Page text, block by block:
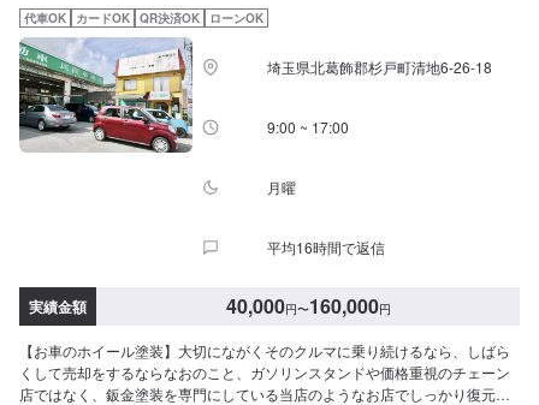
代車をご利用ください。※代車の燃料代はお客様にご負担いただいておりま
す。-----ご来店時の注意、受付方法-----入庫の際はお気をつけてお越しくださ
い。駐車スペースは事務所前の空いているスペースに駐車してください。受
付はスタッフへ「メンテモで予約しました」とお伝えください。ご案内いた
します。【定休日・営業時間】定休日：日曜、祝日営業時間：8:00~18:00
代車OK カードOK QR決済OK ローンOK
埼玉県北葛飾郡杉戸町清地6-26-18
9:00 ~ 17:00
月曜
平均16時間で返信
実績金額 40,000円〜160,000円
【お車のホイール塗装】大切にながくそのクルマに乗り続けるなら、しばら
くして売却をするならなおのこと、ガソリンスタンドや価格重視のチェーン
店ではなく、鈑金塗装を専門にしている当店のようなお店でしっかり復元す